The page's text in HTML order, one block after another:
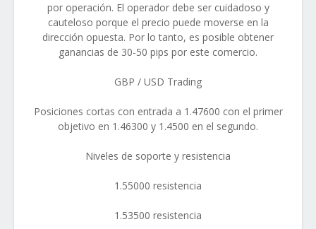
por operación. El operador debe ser cuidadoso y
cauteloso porque el precio puede moverse en la
dirección opuesta. Por lo tanto, es posible obtener
ganancias de 30-50 pips por este comercio.
GBP / USD Trading
Posiciones cortas con entrada a 1.47600 con el primer
objetivo en 1.46300 y 1.4500 en el segundo.
Niveles de soporte y resistencia
1.55000 resistencia
1.53500 resistencia